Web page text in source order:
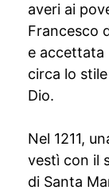
averi ai
Francesco
e accettata
circa lo
Dio.
Nel 1211,
vestì con il
di Santa